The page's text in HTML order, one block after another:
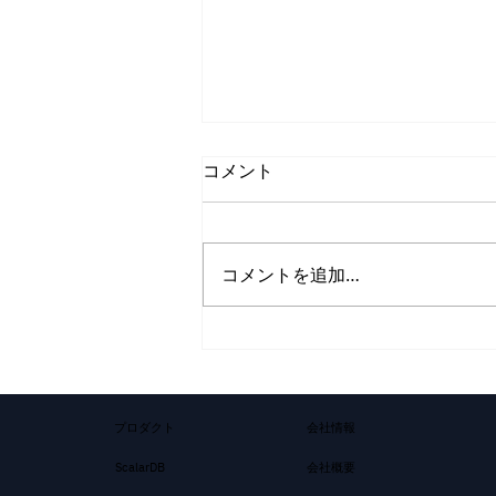
プロダクト
ScalarDB
会社情報
会社概要
た不動産提案サービス」を開
コメント
コメントを追加…